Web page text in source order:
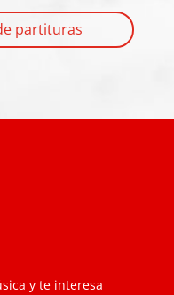
partituras
y te interesa